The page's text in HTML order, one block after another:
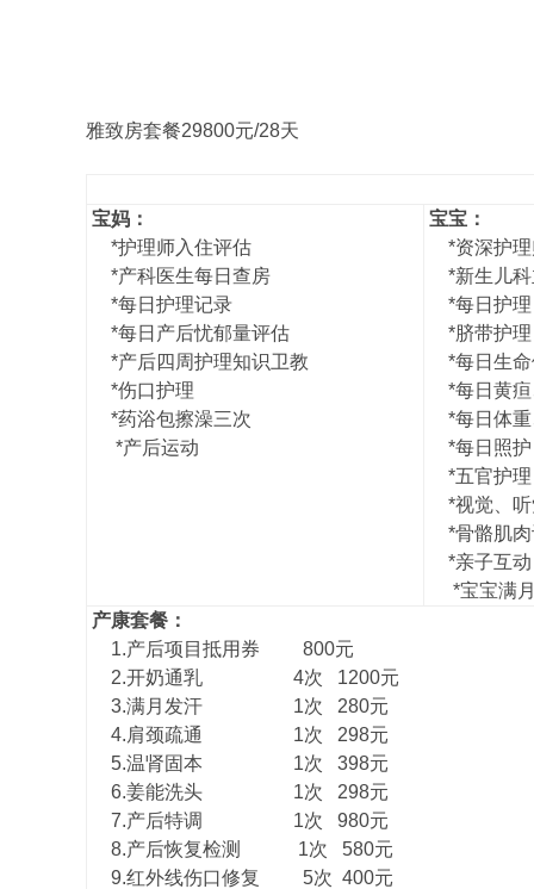
雅致房套餐29800元/28天
宝妈：
*护理师入住评估
*产科医生每日查房
*每日护理记录
*每日产后忧郁量评估
*产后四周护理知识卫教
*伤口护理
*药浴包擦澡三次
*产后运动
宝宝：
*资深护理
*新生儿科
*每日护理
*脐带护理
*每日生命
*每日黄疸
*每日体重
*每日照护
*五官护理
*视觉、听
*骨骼肌肉
*亲子互动
*宝宝满
产康套餐：
1.产后项目抵用券 800元
2.开奶通乳 4次 1200元
3.满月发汗 1次 280元
4.肩颈疏通 1次 298元
5.温肾固本 1次 398元
6.姜能洗头 1次 298元
7.产后特调 1次 980元
8.产后恢复检测 1次 580元
9.红外线伤口修复 5次 400元